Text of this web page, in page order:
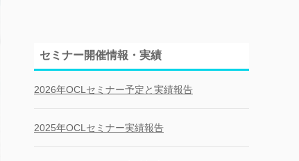
セミナー開催情報・実績
2026年OCLセミナー予定と実績報告
2025年OCLセミナー実績報告